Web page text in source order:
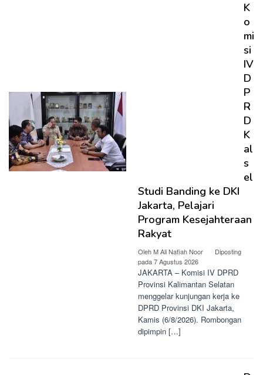
K
o
mi
si
IV
D
P
R
D
K
al
s
el
Studi Banding ke DKI
Jakarta, Pelajari
Program Kesejahteraan
Rakyat
OlehM Ali Nafiah Noor
Diposting
pada7 Agustus 2026
JAKARTA – Komisi IV DPRD
Provinsi Kalimantan Selatan
menggelar kunjungan kerja ke
DPRD Provinsi DKI Jakarta,
Kamis (6/8/2026). Rombongan
dipimpin […]